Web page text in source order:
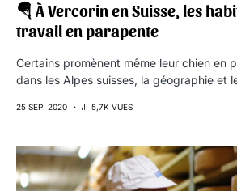
🪂 À Vercorin en Suisse, les
travail en parapente
Certains promènent même leur chien en
dans les Alpes suisses, la géographie et
25 SEP. 2020 5,7K VUES